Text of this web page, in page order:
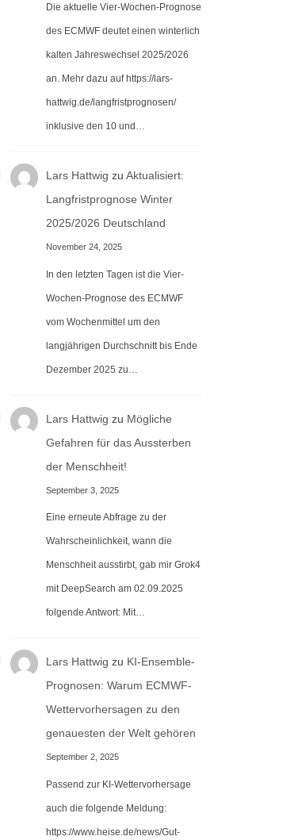
Die aktuelle Vier-Wochen-Prognose
des ECMWF deutet einen winterlich
kalten Jahreswechsel 2025/2026
an. Mehr dazu auf https://lars-
hattwig.de/langfristprognosen/
inklusive den 10 und…
Lars Hattwig zu Aktualisiert:
Langfristprognose Winter
2025/2026 Deutschland
November 24, 2025
In den letzten Tagen ist die Vier-
Wochen-Prognose des ECMWF
vom Wochenmittel um den
langjährigen Durchschnitt bis Ende
Dezember 2025 zu…
Lars Hattwig zu Mögliche
Gefahren für das Aussterben
der Menschheit!
September 3, 2025
Eine erneute Abfrage zu der
Wahrscheinlichkeit, wann die
Menschheit ausstirbt, gab mir Grok4
mit DeepSearch am 02.09.2025
folgende Antwort: Mit…
Lars Hattwig zu KI-Ensemble-
Prognosen: Warum ECMWF-
Wettervorhersagen zu den
genauesten der Welt gehören
September 2, 2025
Passend zur KI-Wettervorhersage
auch die folgende Meldung:
https://www.heise.de/news/Gut-